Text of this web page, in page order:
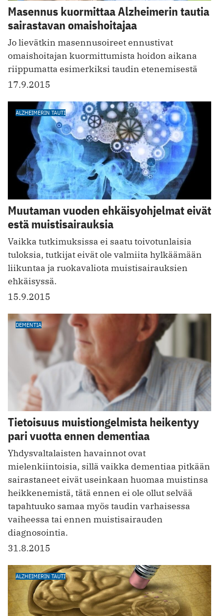
Masennus kuormittaa Alzheimerin tautia
sairastavan omaishoitajaa
Jo lievätkin masennusoireet ennustivat
omaishoitajan kuormittumista hoidon aikana
riippumatta esimerkiksi taudin etenemisestä
17.9.2015
ALZHEIMERIN TAUTI
Muutaman vuoden ehkäisyohjelmat eivät
estä muistisairauksia
Vaikka tutkimuksissa ei saatu toivotunlaisia
tuloksia, tutkijat eivät ole valmiita hylkäämään
liikuntaa ja ruokavaliota muistisairauksien
ehkäisyssä.
15.9.2015
DEMENTIA
Tietoisuus muistiongelmista heikentyy
pari vuotta ennen dementiaa
Yhdysvaltalaisten havainnot ovat
mielenkiintoisia, sillä vaikka dementiaa pitkään
sairastaneet eivät useinkaan huomaa muistinsa
heikkenemistä, tätä ennen ei ole ollut selvää
tapahtuuko samaa myös taudin varhaisessa
vaiheessa tai ennen muistisairauden
diagnosointia.
31.8.2015
ALZHEIMERIN TAUTI